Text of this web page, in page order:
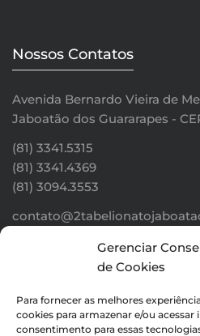
Gerenciar
de Cookies
Para fornecer as melhores
cookies para armazenar e/ou
consentimento para essas
Nossos Contatos
Avenida Bernardo Vieira de
Jaboatão dos Guararapes -
(81) 3341.5315
(81) 3341.4369
(81) 3094.3553
Tem uma dúvida? Clique aqui!
Mantenha-se Conectado